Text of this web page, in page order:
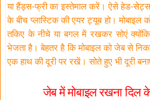
या हैंड्स-फ्री का इस्तेमाल करें। ऐसे हेड-
के बीच प्लास्टिक की एयर ट्यूब हो।
तकिए के नीचे या बगल में रखकर सोएं क्योंकि
भेजता है। बेहतर है कि मोबाइल को जेब से
एक हाथ की दूरी पर रखें। सोते हुए भी दूरी
जेब में मोबाइल रखना दिल